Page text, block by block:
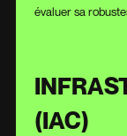
évaluer sa
(IAC)